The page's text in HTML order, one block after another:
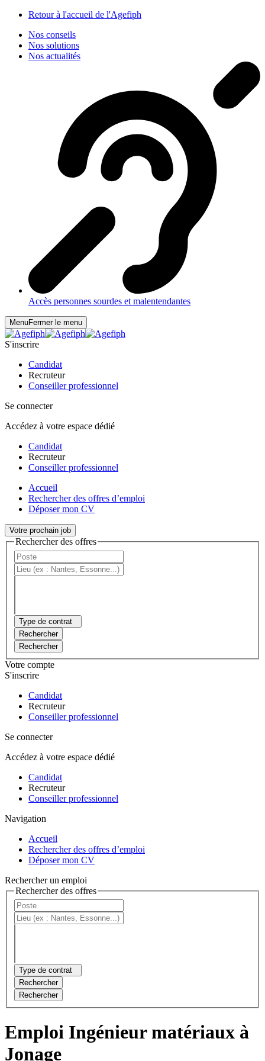
Retour à l'accueil de l'Agefiph
Nos conseils
Nos solutions
Nos actualités
Accès personnes sourdes et malentendantes
MenuFermer le menu
S'inscrire
Candidat
Recruteur
Conseiller professionnel
Se connecter
Accédez à votre espace dédié
Candidat
Recruteur
Conseiller professionnel
Accueil
Rechercher des offres d’emploi
Déposer mon CV
Votre prochain job
Rechercher des offres
Type de contrat
Rechercher
Rechercher
Votre compte
S'inscrire
Candidat
Recruteur
Conseiller professionnel
Se connecter
Accédez à votre espace dédié
Candidat
Recruteur
Conseiller professionnel
Navigation
Accueil
Rechercher des offres d’emploi
Déposer mon CV
Rechercher un emploi
Rechercher des offres
Type de contrat
Rechercher
Rechercher
Emploi Ingénieur matériaux à
Jonage